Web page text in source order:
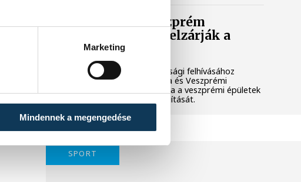
Marketing
Mindennek a megengedése
Lekapcsolják Veszprém
díszkivilágítását, elzárják a
szökőkutakat
A kormány energiatakarékossági felhívásához
csatlakozva Veszprém városa és Veszprémi
Főegyházmegye is lekapcsolta a veszprémi épületek
és nevezetességek díszkivilágítását.
SPORT